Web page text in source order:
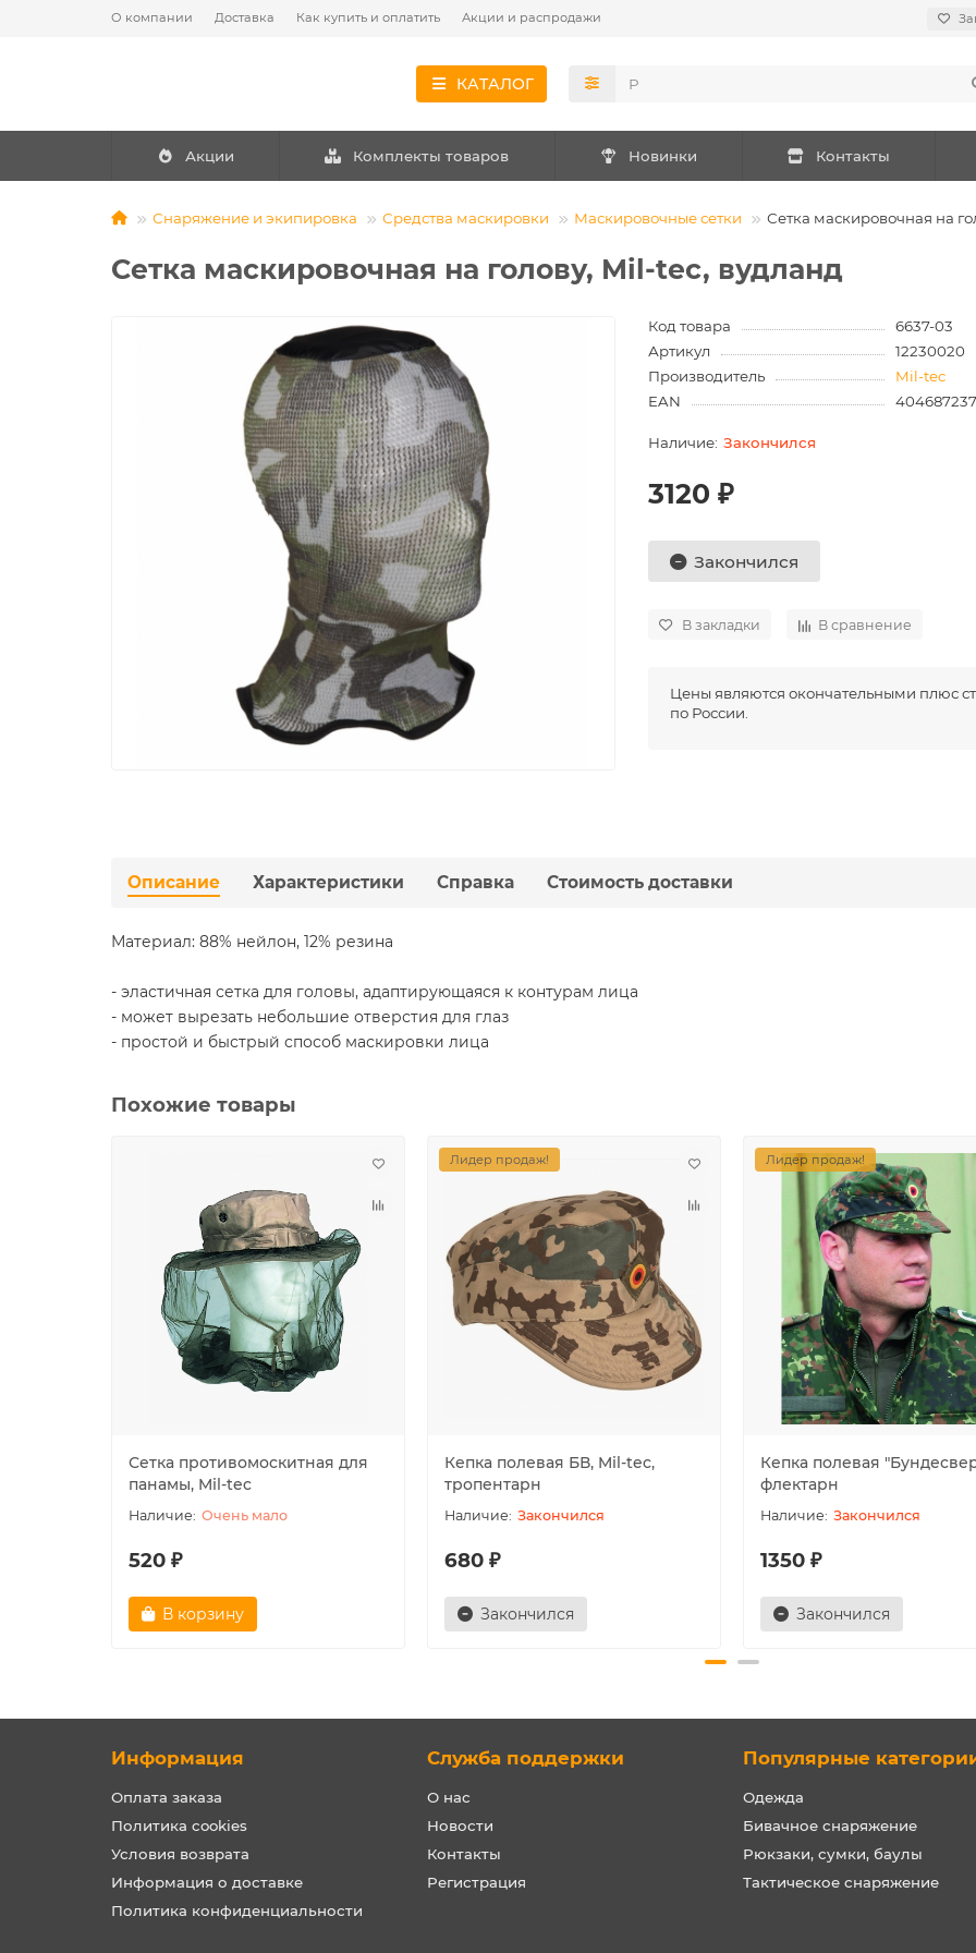
О компании Доставка Как купить и оплатить Акции и распродажи
КАТАЛОГ
Акции Комплекты товаров Новинки Контакты
Снаряжение и экипировка Средства маскировки Маскировочные сетки Сетка маскировочная на
Сетка маскировочная на голову, Mil-tec, вудланд
Код товара
6637-03
Артикул
12230020
Производитель
Mil-tec
EAN
Закончился
3120 ₽
Закончился
В закладки В сравнение
Цены являются окончательными плюс
по России.
Описание Характеристики Справка Стоимость доставки
Материал: 88% нейлон, 12% резина
- эластичная сетка для головы, адаптирующаяся к контурам лица
- может вырезать небольшие отверстия для глаз
- простой и быстрый способ маскировки лица
Похожие товары
Сетка противомоскитная для
панамы, Mil-tec
Очень мало
520 ₽
В корзину
Лидер продаж!
Кепка полевая БВ, Mil-tec,
тропентарн
Закончился
680 ₽
Закончился
Лидер продаж!
Кепка полевая
флектарн
Закончился
1350 ₽
Закончился
Информация
Оплата заказа
Политика cookies
Условия возврата
Информация о доставке
Политика конфиденциальности
Служба поддержки
О нас
Новости
Контакты
Регистрация
Популярные
Одежда
Бивачное снаряжение
Рюкзаки, сумки, баулы
Тактическое снаряжение